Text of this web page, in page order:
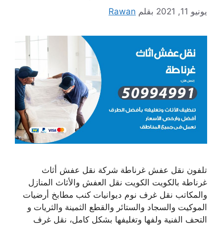
يونيو 11, 2021 بقلم Rawan
تلفون نقل عفش غرناطة شركة نقل عفش أثاث
غرناطة بالكويت الكويت نقل العفش والأثاث المنازل
والمكاتب نقل غرف نوم ديوانيات كنب مطابخ أرضيات
الموكيت والسجاد والستائر والقطع الثمينة والثريات و
التحف الفنية ولفها وتغليفها بشكل كامل، نقل غرف